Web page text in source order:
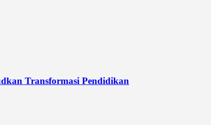
Transformasi Pendidikan